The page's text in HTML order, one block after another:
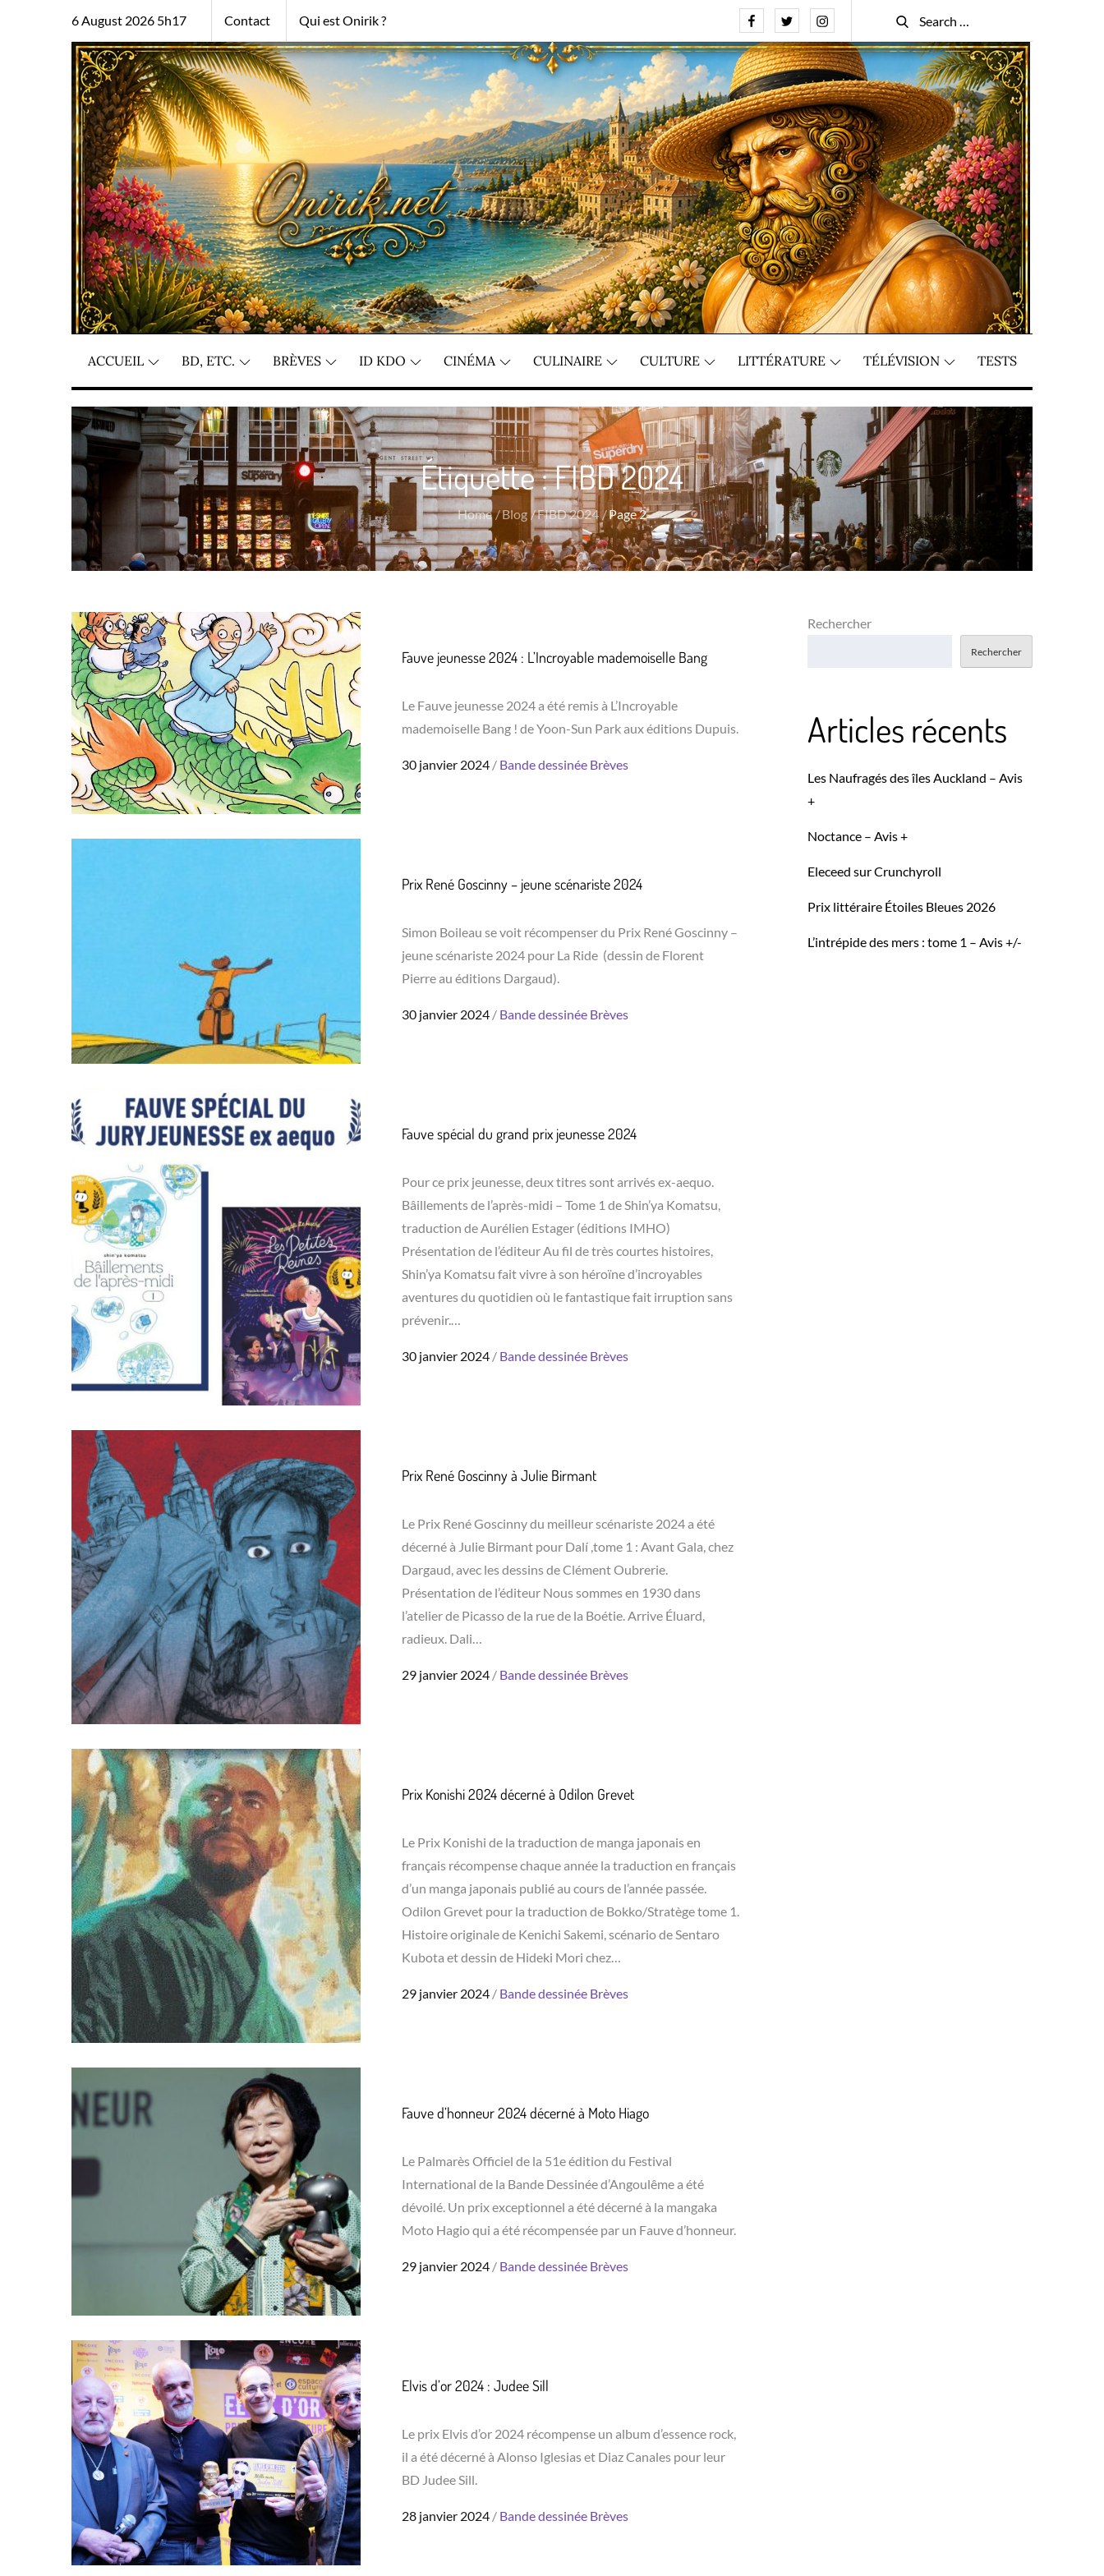
6 August 2026 5h17 Contact Qui est Onirik ? FacebookTwitterInstagram
Search
for:
Search
ACCUEIL BD, ETC. BRÈVES ID KDO CINÉMA CULINAIRE CULTURE LITTÉRATURE TÉLÉVISION TESTS
Étiquette :FIBD 2024
Home Blog FIBD 2024 Page 2
Fauve jeunesse 2024 : L’Incroyable mademoiselle Bang
Le Fauve jeunesse 2024 a été remis à L’Incroyable
mademoiselle Bang ! de Yoon-Sun Park aux éditions Dupuis.
Posted
30 janvier 2024 Bande dessinée Brèves
Prix René Goscinny – jeune scénariste 2024
Simon Boileau se voit récompenser du Prix René Goscinny –
jeune scénariste 2024 pour La Ride (dessin de Florent
Pierre au éditions Dargaud).
Posted
30 janvier 2024 Bande dessinée Brèves
Fauve spécial du grand prix jeunesse 2024
Pour ce prix jeunesse, deux titres sont arrivés ex-aequo.
Bâillements de l’après-midi – Tome 1 de Shin’ya Komatsu,
traduction de Aurélien Estager (éditions IMHO)
Présentation de l’éditeur Au fil de très courtes histoires,
Shin’ya Komatsu fait vivre à son héroïne d’incroyables
aventures du quotidien où le fantastique fait irruption sans
prévenir.…
Posted
30 janvier 2024 Bande dessinée Brèves
Prix René Goscinny à Julie Birmant
Le Prix René Goscinny du meilleur scénariste 2024 a été
décerné à Julie Birmant pour Dalí ,tome 1 : Avant Gala, chez
Dargaud, avec les dessins de Clément Oubrerie.
Présentation de l’éditeur Nous sommes en 1930 dans
l’atelier de Picasso de la rue de la Boétie. Arrive Éluard,
radieux. Dali…
Posted
29 janvier 2024 Bande dessinée Brèves
Prix Konishi 2024 décerné à Odilon Grevet
Le Prix Konishi de la traduction de manga japonais en
français récompense chaque année la traduction en français
d’un manga japonais publié au cours de l’année passée.
Odilon Grevet pour la traduction de Bokko/Stratège tome 1.
Histoire originale de Kenichi Sakemi, scénario de Sentaro
Kubota et dessin de Hideki Mori chez…
Posted
29 janvier 2024 Bande dessinée Brèves
Fauve d’honneur 2024 décerné à Moto Hiago
Le Palmarès Officiel de la 51e édition du Festival
International de la Bande Dessinée d’Angoulême a été
dévoilé. Un prix exceptionnel a été décerné à la mangaka
Moto Hagio qui a été récompensée par un Fauve d’honneur.
Posted
29 janvier 2024 Bande dessinée Brèves
Elvis d’or 2024 : Judee Sill
Le prix Elvis d’or 2024 récompense un album d’essence rock,
il a été décerné à Alonso Iglesias et Diaz Canales pour leur
BD Judee Sill.
Posted
28 janvier 2024 Bande dessinée Brèves
Rechercher
Rechercher
Articles récents
Les Naufragés des îles Auckland – Avis
+
Noctance – Avis +
Eleceed sur Crunchyroll
Prix littéraire Étoiles Bleues 2026
L’intrépide des mers : tome 1 – Avis +/-